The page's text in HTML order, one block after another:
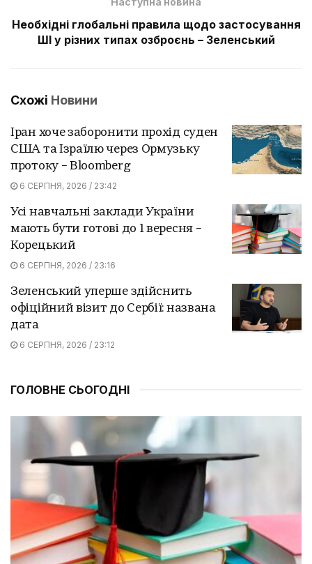
Необхідні глобальні правила щодо застосування
ШІ у різних типах озброєнь – Зеленський
Схожі Новини
Іран хоче заборонити прохід суден
США та Ізраїлю через Ормузьку
протоку – Bloomberg
6 СЕРПНЯ, 2026 / 23:42
Усі навчальні заклади України
мають бути готові до 1 вересня –
Корецький
6 СЕРПНЯ, 2026 / 23:16
Зеленський уперше здійснить
офіційний візит до Сербії: названа
дата
6 СЕРПНЯ, 2026 / 23:12
ГОЛОВНЕ СЬОГОДНІ